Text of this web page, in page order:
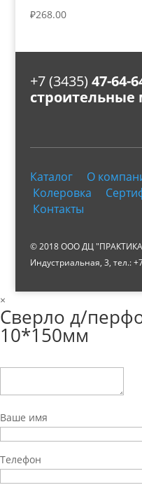
₽268.00
+7 (3435) 47-64-
Каталог О
Колеровка
Контакты
© 2018 ООО ДЦ
Индустриальная, 3, тел.:
×
Сверло д/
10*150мм
Ваше имя
Телефон